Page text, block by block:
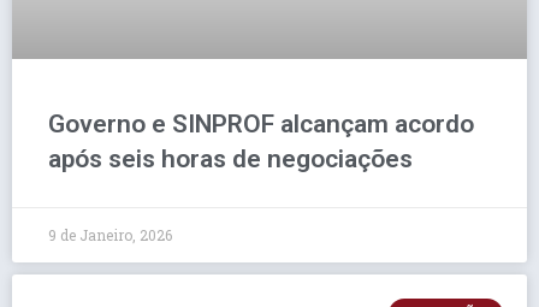
Governo e SINPROF alcançam acordo
após seis horas de negociações
9 de Janeiro, 2026